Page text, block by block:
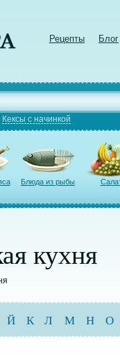
Рецепты Блог
Кексы с начинкой
Блюда из рыбы
кухня
Й К Л М Н О